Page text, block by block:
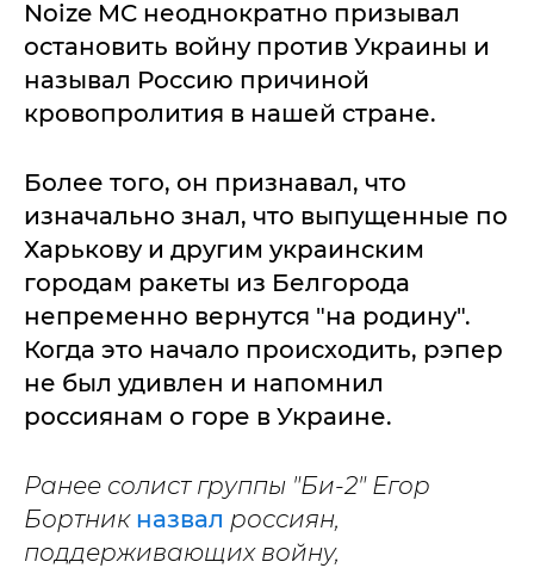
Noize MC неоднократно призывал
остановить войну против Украины и
называл Россию причиной
кровопролития в нашей стране.
Более того, он признавал, что
изначально знал, что выпущенные по
Харькову и другим украинским
городам ракеты из Белгорода
непременно вернутся "на родину".
Когда это начало происходить, рэпер
не был удивлен и напомнил
россиянам о горе в Украине.
Ранее солист группы "Би-2" Егор
Бортник назвал россиян,
поддерживающих войну,